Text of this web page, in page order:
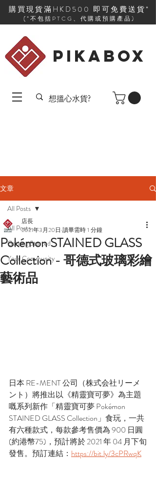
購買現貨滿HKD500 即可免費送貨*
(*不包括PTCG、代購或預購產品)
PIKABOX
文章
All Posts
Getting Started
Your Community
All Posts
Pokémon STAINED GLASS
Collection - 哥德式玻璃彩繪
藝術品
店長
2021年3月20日 讀畢需時 1 分鐘
日本 RE-MENT 公司（株式会社リーメ
ント）將推出以《精靈寶可夢》為主題
嘅系列新作「精靈寶可夢 Pokémon
STAINED GLASS Collection」食玩，一共
有六種款式，每款參考售價為 900 日圓
(約港幣75)，預計將於 2021 年 04 月下旬
發售。預訂連結： https://bit.ly/3cPRwqK